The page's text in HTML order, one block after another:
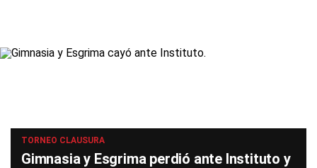
TORNEO CLAUSURA
Gimnasia y Esgrima perdió ante Instituto y